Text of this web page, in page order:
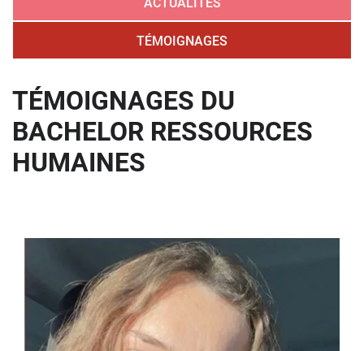
TÉMOIGNAGES
TÉMOIGNAGES DU
BACHELOR RESSOURCES
HUMAINES